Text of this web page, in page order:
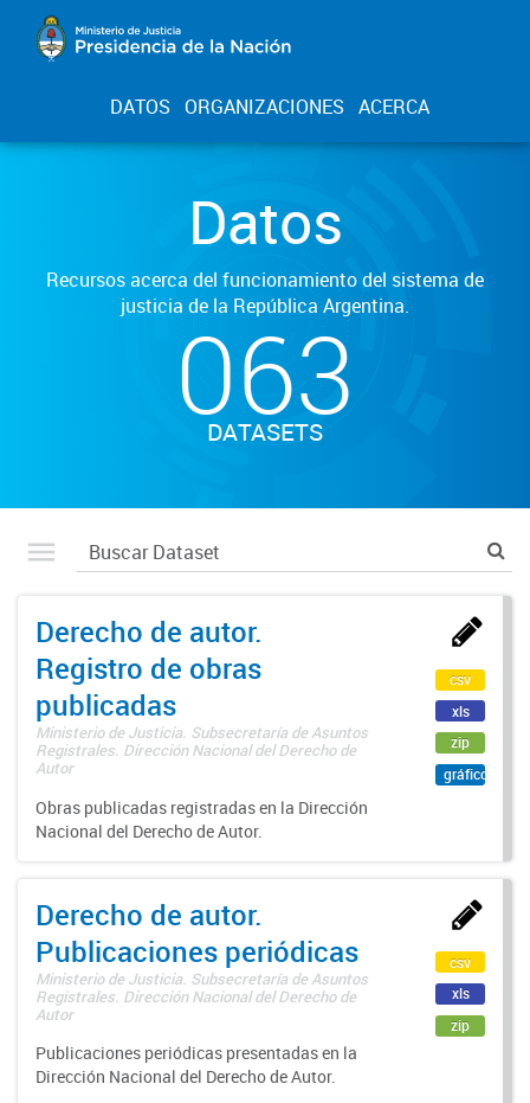
DATOS ORGANIZACIONES ACERCA
Datos
Recursos acerca del funcionamiento del sistema de
justicia de la República Argentina.
063
DATASETS
Derecho de autor.
Registro de obras
publicadas
Ministerio de Justicia. Subsecretaría de Asuntos
Registrales. Dirección Nacional del Derecho de
Autor
Obras publicadas registradas en la Dirección
Nacional del Derecho de Autor.
csv
xls
zip
gráfico
Derecho de autor.
Publicaciones periódicas
Ministerio de Justicia. Subsecretaría de Asuntos
Registrales. Dirección Nacional del Derecho de
Autor
Publicaciones periódicas presentadas en la
Dirección Nacional del Derecho de Autor.
csv
xls
zip